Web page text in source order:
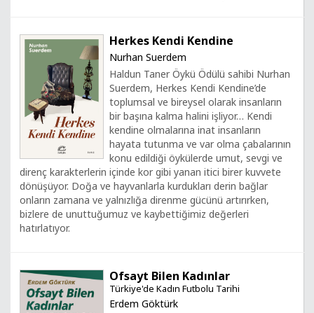
Herkes Kendi Kendine
Nurhan Suerdem
Haldun Taner Öykü Ödülü sahibi Nurhan
Suerdem, Herkes Kendi Kendine’de
toplumsal ve bireysel olarak insanların
bir başına kalma halini işliyor… Kendi
kendine olmalarına inat insanların
hayata tutunma ve var olma çabalarının
konu edildiği öykülerde umut, sevgi ve
direnç karakterlerin içinde kor gibi yanan itici birer kuvvete
dönüşüyor. Doğa ve hayvanlarla kurdukları derin bağlar
onların zamana ve yalnızlığa direnme gücünü artırırken,
bizlere de unuttuğumuz ve kaybettiğimiz değerleri
hatırlatıyor.
Ofsayt Bilen Kadınlar
Türkiye'de Kadın Futbolu Tarihi
Erdem Göktürk